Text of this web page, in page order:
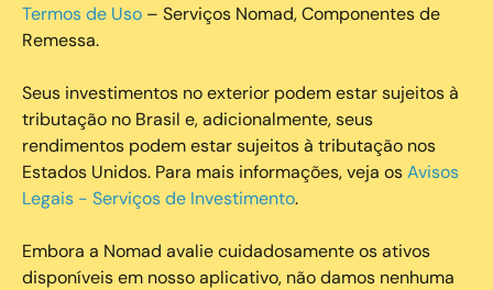
Termos de Uso – Serviços Nomad, Componentes de
Remessa.
Seus investimentos no exterior podem estar sujeitos à
tributação no Brasil e, adicionalmente, seus
rendimentos podem estar sujeitos à tributação nos
Estados Unidos. Para mais informações, veja osAvisos
Legais - Serviços de Investimento.
Embora a Nomad avalie cuidadosamente os ativos
disponíveis em nosso aplicativo, não damos nenhuma